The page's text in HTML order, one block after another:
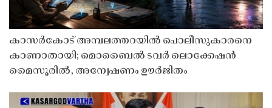
കാസർകോട് അമ്പലത്തറയിൽ പൊലീസുകാരനെ
കാണാതായി; മൊബൈൽ ടവർ ലൊക്കേഷൻ
മൈസൂരിൽ, അന്വേഷണം ഊർജിതം